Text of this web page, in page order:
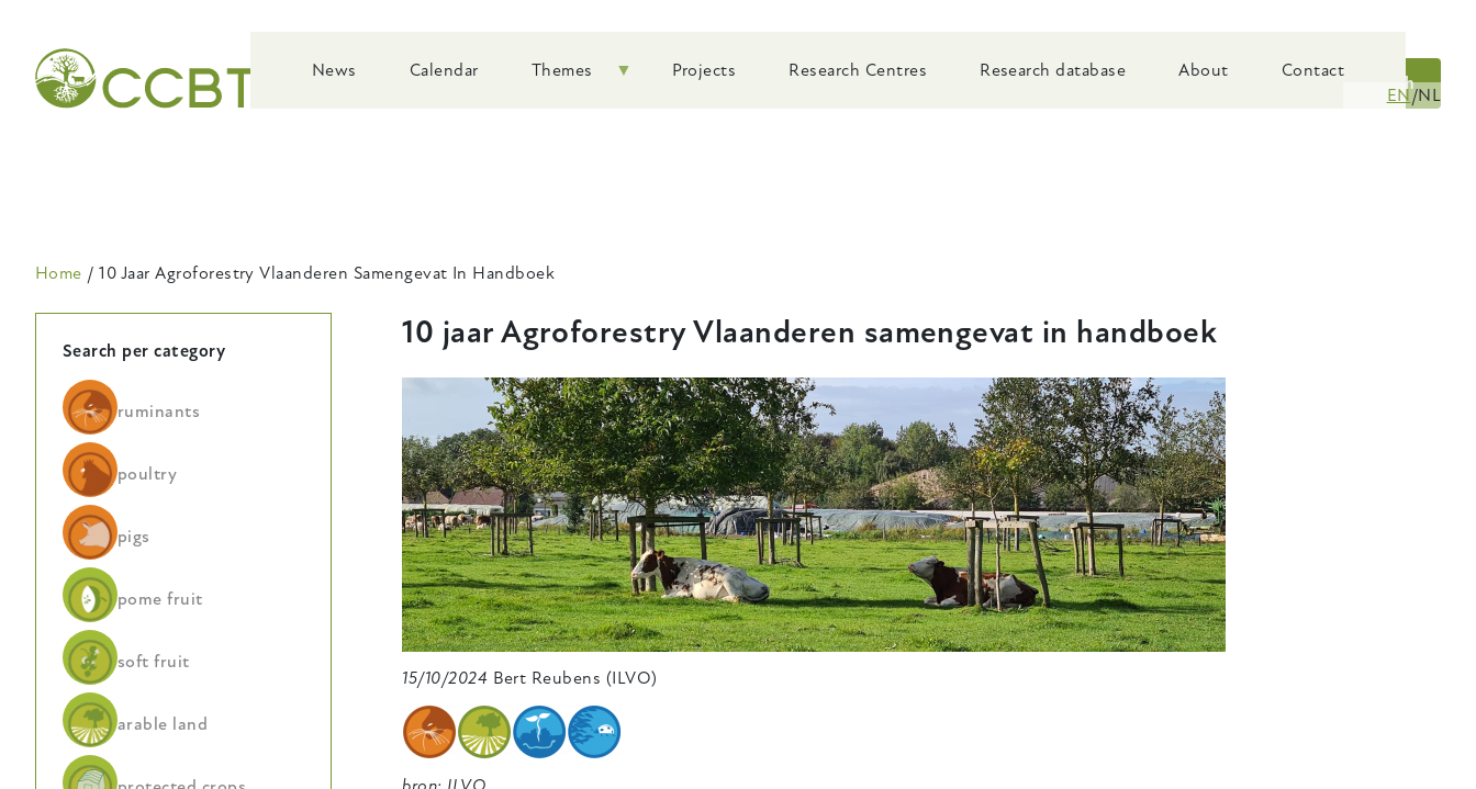
main
navigation
News Calendar Themes Projects Research Centres Research database About Contact
Search
EN NL
Breadcrumb
Home 10 Jaar Agroforestry Vlaanderen Samengevat In Handboek
10 jaar Agroforestry Vlaanderen samengevat in handboek
15/10/2024 Bert Reubens (ILVO)
Search per category
ruminants
poultry
pigs
pome fruit
soft fruit
arable land